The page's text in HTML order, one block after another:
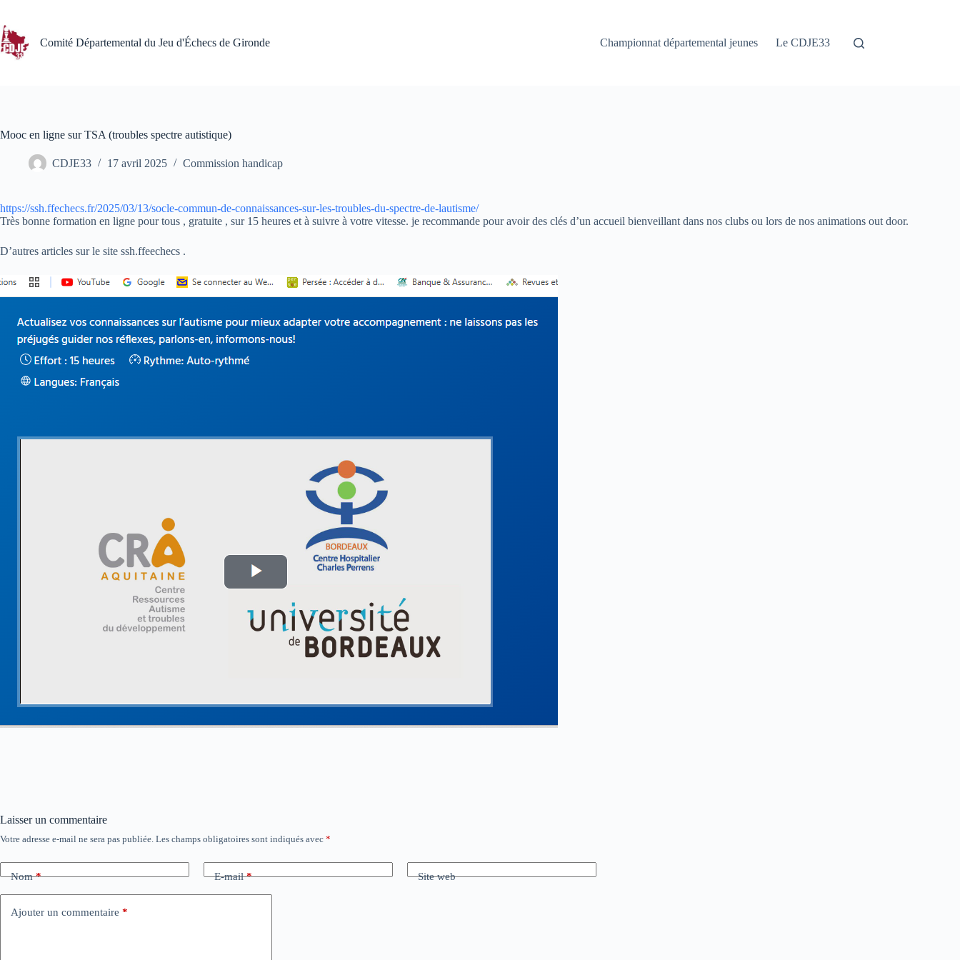
contenu
Comité Départemental du Jeu d'Échecs de Gironde
Championnat départemental jeunes Le CDJE33
Mooc en ligne sur TSA (troubles spectre autistique)
CDJE33 17 avril 2025 Commission handicap
https://ssh.ffechecs.fr/2025/03/13/socle-commun-de-connaissances-sur-les-troubles-du-spectre-de-lautisme/:
Mooc
(troubles
spectre
Très bonne formation en ligne pour tous , gratuite , sur 15 heures et à suivre à votre vitesse. je recommande pour avoir des clés d’un accueil bienveillant dans nos clubs ou lors de nos animations out door.
D’autres articles sur le site ssh.ffeechecs .
Laisser un commentaire
Votre adresse e-mail ne sera pas publiée. Les champs obligatoires sont indiqués avec *
Nom* E-mail* Site web
Ajouter un commentaire *